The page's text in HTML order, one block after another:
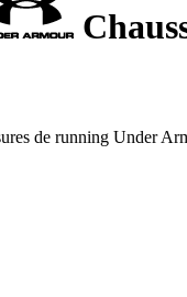
de running Under